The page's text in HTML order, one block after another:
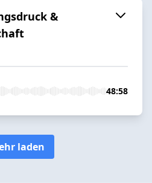
&
48:58
laden